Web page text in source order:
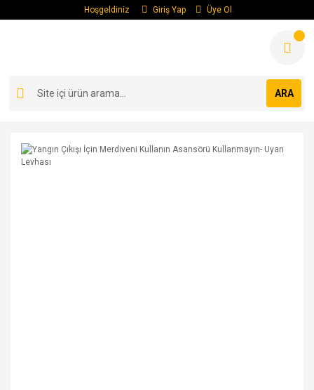
Hoşgeldiniz Giriş Yap Üye Ol
ARA